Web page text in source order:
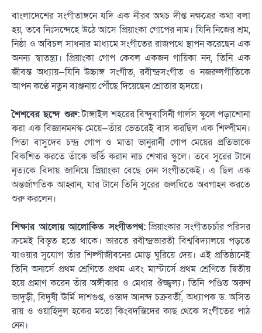
বাংলাদেশের সংগীতাঙ্গনে যদি এক নীরব অথচ দীপ্ত নক্ষত্রের কথা বলা
হয়, তবে নিঃসন্দেহে উঠে আসে প্রিয়াংকা গোপের নাম। যিনি নিজের শ্রম,
নিষ্ঠা ও অবিচল সাধনার মাধ্যমে সংগীতের রাজপথে স্থাপন করেছেন এক
অনন্য স্বাতন্ত্র্য। প্রিয়াংকা গোপ কেবল একজন গায়িকা নন, তিনি এক
জীবন্ত অধ্যায়—যিনি উচ্চাঙ্গ সংগীত, রবীন্দ্রসংগীত ও নজরুলগীতিকে
আপন কণ্ঠে নতুন ব্যঞ্জনায় পৌঁছে দিয়েছেন শ্রোতার হৃদয়ে।
শৈশবের ছন্দে শুরু:টাঙ্গাইল শহরের বিন্দুবাসিনী গার্লস স্কুলে পড়াশোনা
করা এক বিজ্ঞানমনস্ক মেয়ে—তাঁর ভেতরেই বাস করছিল এক শিল্পীমন।
পিতা বাসুদেব চন্দ্র গোপ ও মাতা ভানুরানী গোপ মেয়ের প্রতিভাকে
বিকশিত করতে তাঁকে ভর্তি করান নাচ শেখার স্কুলে। তবে সুরের টানে
নৃত্যকে বিদায় জানিয়ে প্রিয়াংকা বেছে নেন সংগীতকেই। এ ছিল এক
অন্তর্জাগতিক আহ্বান, যার টানে তিনি সুরের জলধিতে অবগাহন করতে
শুরু করলেন।
শিক্ষার আলোয় আলোকিত সংগীতপথ:প্রিয়াংকার সংগীতচর্চার পরিসর
ক্রমেই বিস্তৃত হতে থাকে। ভারতে রবীন্দ্রভারতী বিশ্ববিদ্যালয়ে পড়তে
যাওয়ার সুযোগ তাঁর শিল্পীজীবনের মোড় ঘুরিয়ে দেয়। এই প্রতিষ্ঠানেই
তিনি অনার্সে প্রথম শ্রেণিতে প্রথম এবং মাস্টার্সে প্রথম শ্রেণিতে দ্বিতীয়
হয়ে প্রমাণ করেন তাঁর অঙ্গীকার ও মেধার ঔজ্জ্বল্য। তিনি পণ্ডিত অরুণ
ভাদুড়ী, বিদুষী ঊর্মি দাশগুপ্ত, ওস্তাদ আনন্দ চক্রবর্তী, অধ্যাপক ড. অসিত
রায় ও ওয়াহিদুল হকের মতো কিংবদন্তিদের কাছ থেকে সংগীতের পাঠ
নেন।